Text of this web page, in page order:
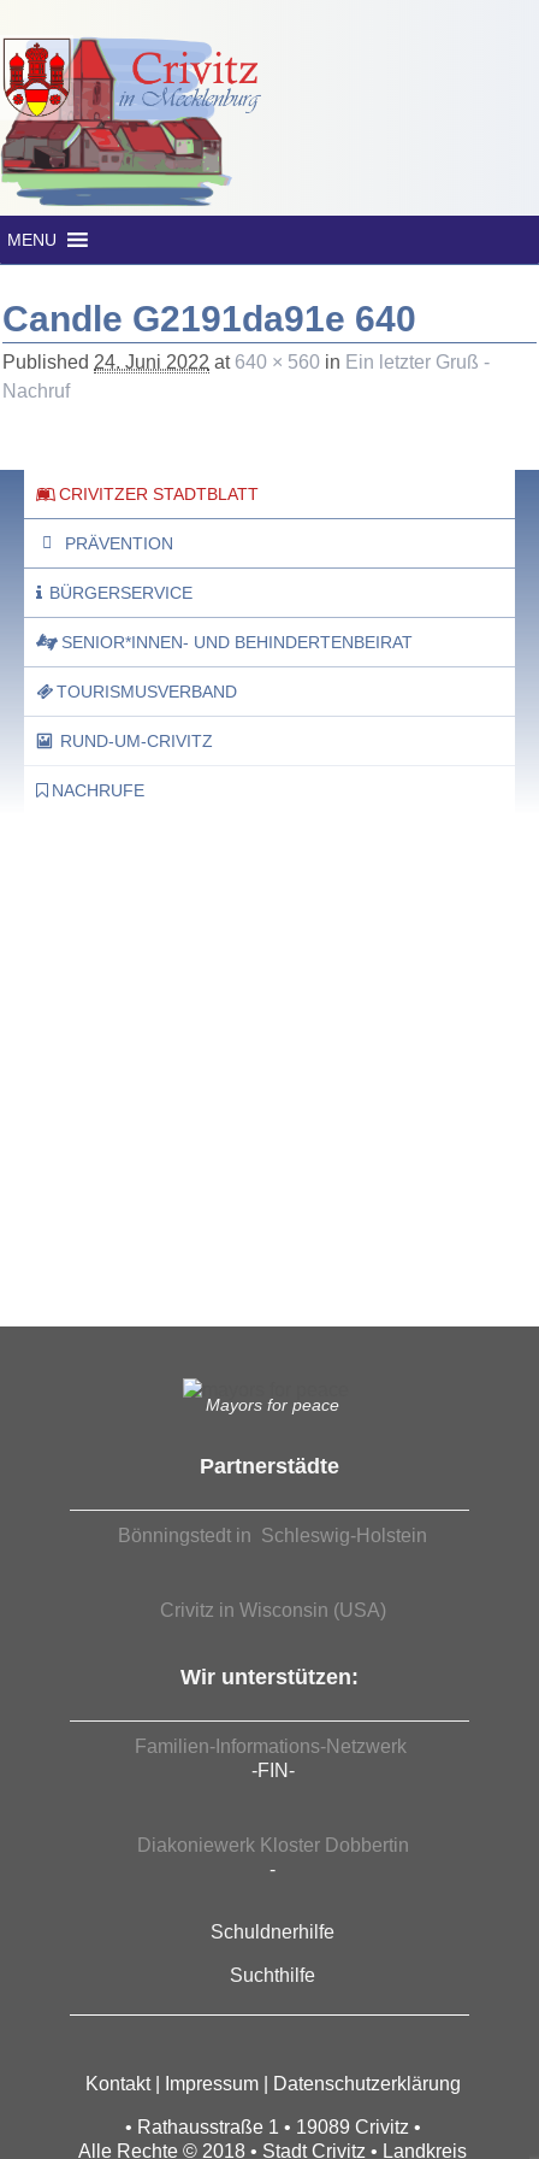
MENU
Candle G2191da91e 640
Published 24. Juni 2022 at 640 × 560 in Ein letzter Gruß -
Nachruf
CRIVITZER STADTBLATT
PRÄVENTION
BÜRGERSERVICE
SENIOR*INNEN- UND BEHINDERTENBEIRAT
TOURISMUSVERBAND
RUND-UM-CRIVITZ
NACHRUFE
Mayors for peace
Partnerstädte
Bönningstedt in Schleswig-Holstein
Crivitz in Wisconsin (USA)
Wir unterstützen:
Familien-Informations-Netzwerk
-FIN-
Diakoniewerk Kloster Dobbertin
-
Schuldnerhilfe
Suchthilfe
Kontakt| Impressum| Datenschutzerklärung
• Rathausstraße 1 • 19089 Crivitz •
Alle Rechte © 2018 • Stadt Crivitz • Landkreis